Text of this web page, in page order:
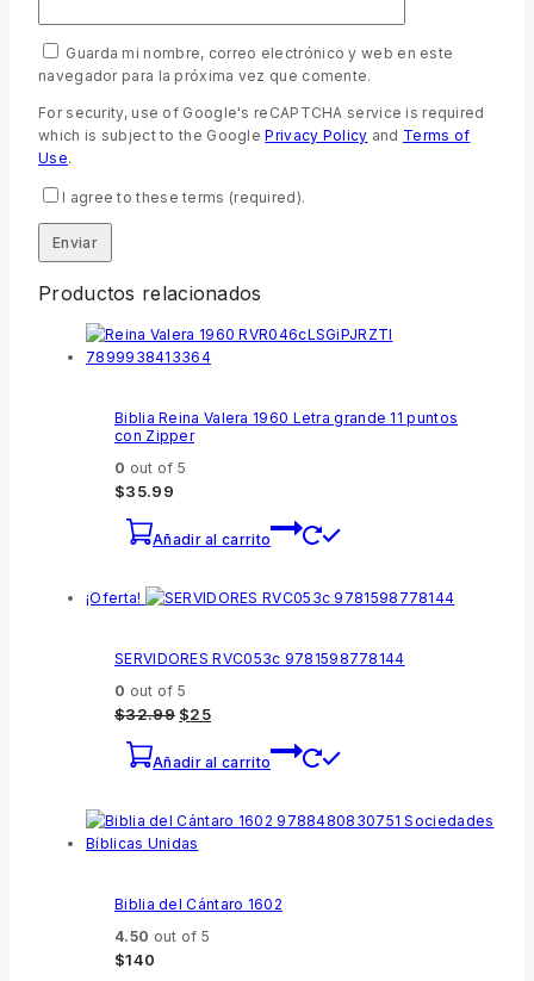
Guarda mi nombre, correo electrónico y web en este
navegador para la próxima vez que comente.
For security, use of Google's reCAPTCHA service is required
which is subject to the GooglePrivacy Policy and Terms of
Use.
I agree to these terms (required).
Productos relacionados
Biblia Reina Valera 1960 Letra grande 11 puntos
con Zipper
0 out of 5
$35.99
Añadir al carrito
¡Oferta!
SERVIDORES RVC053c 9781598778144
0 out of 5
$32.99 $25
Añadir al carrito
Biblia del Cántaro 1602
4.50 out of 5
$140